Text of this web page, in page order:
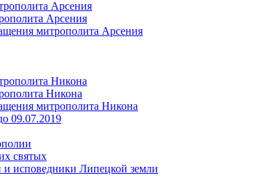
Арсения
Арсения
митрополита Арсения
Никона
Никона
митрополита Никона
09.07.2019
святых
исповедники Липецкой земли